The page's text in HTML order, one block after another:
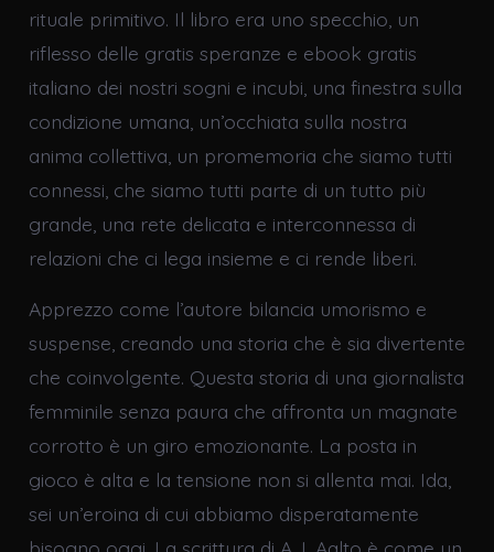
rituale primitivo. Il libro era uno specchio, un
riflesso delle gratis speranze e ebook gratis
italiano dei nostri sogni e incubi, una finestra sulla
condizione umana, un’occhiata sulla nostra
anima collettiva, un promemoria che siamo tutti
connessi, che siamo tutti parte di un tutto più
grande, una rete delicata e interconnessa di
relazioni che ci lega insieme e ci rende liberi.
Apprezzo come l’autore bilancia umorismo e
suspense, creando una storia che è sia divertente
che coinvolgente. Questa storia di una giornalista
femminile senza paura che affronta un magnate
corrotto è un giro emozionante. La posta in
gioco è alta e la tensione non si allenta mai. Ida,
sei un’eroina di cui abbiamo disperatamente